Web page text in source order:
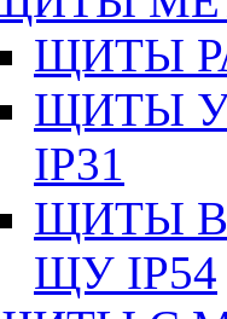
ЩИТЫ
ЩИТЫ
IP31
ЩИТЫ
ЩУ IP54